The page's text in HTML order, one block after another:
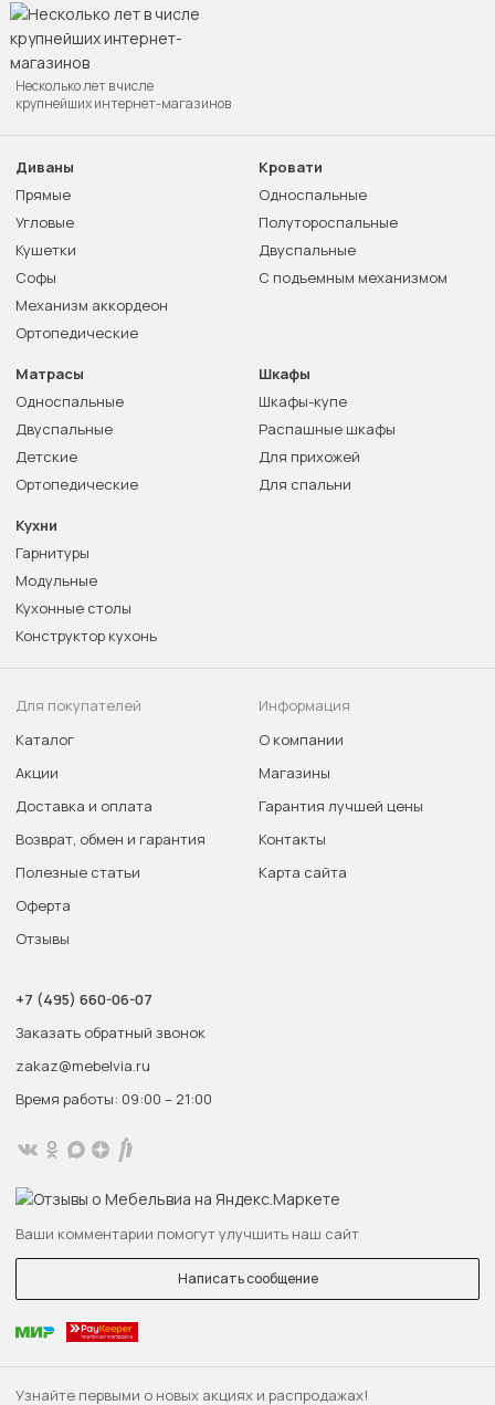
Узнайте первыми о новых акциях и распродажах!
Несколько лет в числе
крупнейших интернет-магазинов
Диваны
Прямые
Угловые
Кушетки
Софы
Механизм аккордеон
Ортопедические
Кровати
Односпальные
Полутороспальные
Двуспальные
С подъемным механизмом
Матрасы
Односпальные
Двуспальные
Детские
Ортопедические
Шкафы
Шкафы-купе
Распашные шкафы
Для прихожей
Для спальни
Кухни
Гарнитуры
Модульные
Кухонные столы
Конструктор кухонь
Для покупателей
Каталог
Акции
Доставка и оплата
Возврат, обмен и гарантия
Полезные статьи
Оферта
Отзывы
Информация
О компании
Магазины
Гарантия лучшей цены
Контакты
Карта сайта
+7 (495) 660-06-07
Заказать обратный звонок
zakaz@mebelvia.ru
Время работы: 09:00 – 21:00
Ваши комментарии помогут улучшить наш сайт
Написать сообщение